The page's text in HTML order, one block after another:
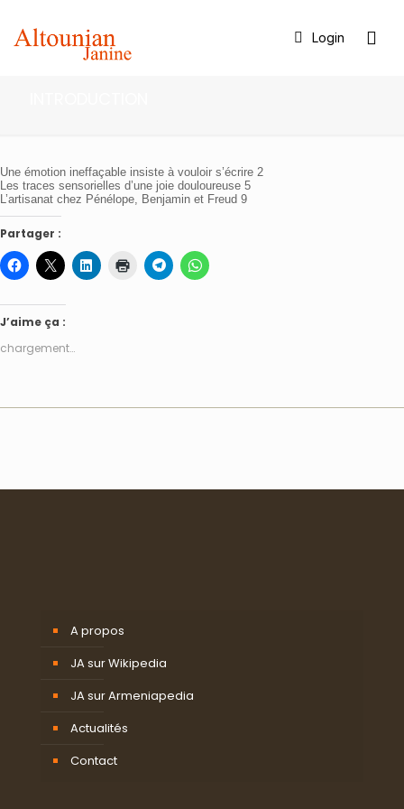
Login
Une émotion ineffaçable insiste à vouloir s’écrire 2
Les traces sensorielles d’une joie douloureuse 5
L’artisanat chez Pénélope, Benjamin et Freud 9
Partager :
J’aime ça :
chargement…
A propos
JA sur Wikipedia
JA sur Armeniapedia
Actualités
Contact